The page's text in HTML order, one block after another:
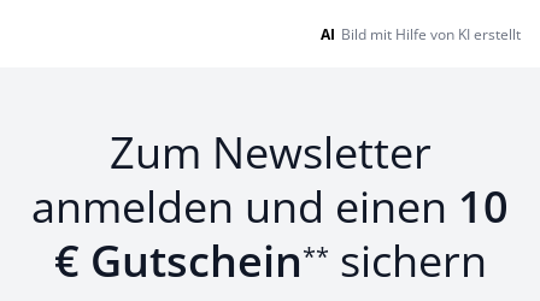
AI Bild mit Hilfe von KI erstellt
Zum Newsletter
anmelden und einen 10
€ Gutschein** sichern